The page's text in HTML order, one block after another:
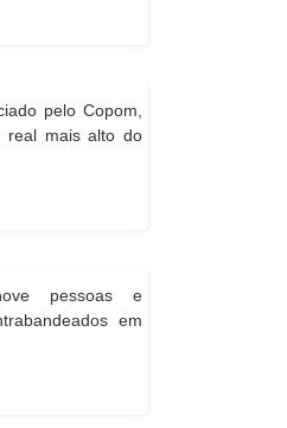
pelo Copom,
real mais alto do
pessoas e
em